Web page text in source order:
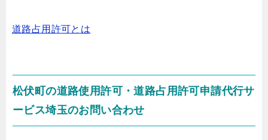
道路占用許可とは
松伏町の道路使用許可・道路占用許可申請代行サ
ービス埼玉のお問い合わせ